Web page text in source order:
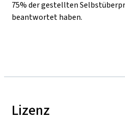
75% der gestellten
beantwortet haben.
Lizenz